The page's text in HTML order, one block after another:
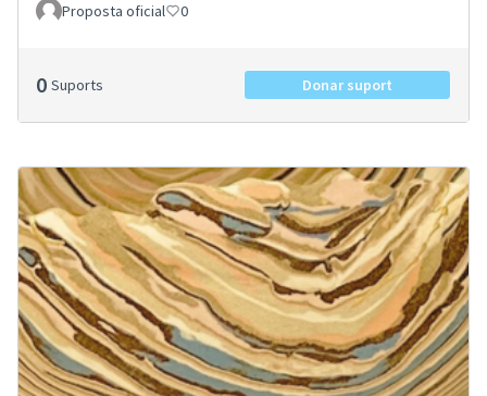
Proposta oficial 0
0 Suports Donar suport